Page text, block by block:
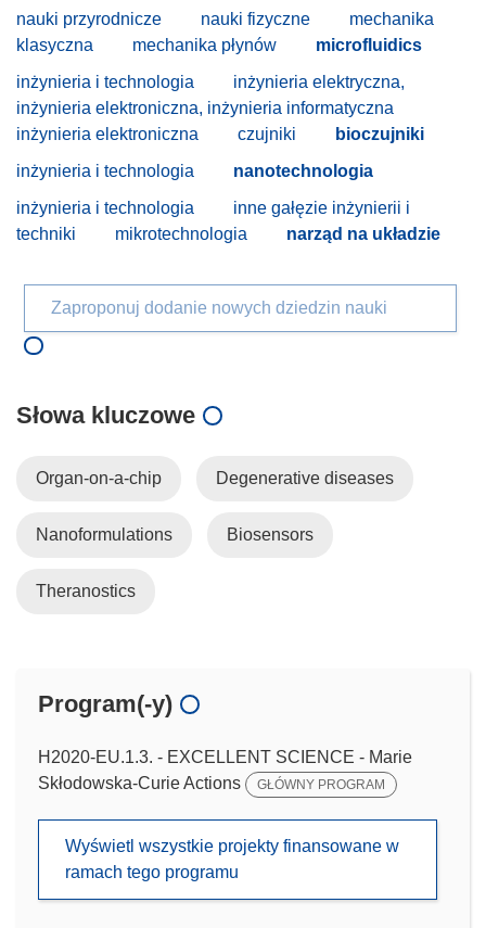
nauki przyrodnicze nauki fizyczne
mechanika
klasyczna
mechanika płynów
microfluidics
inżynieria i technologia
inżynieria elektryczna,
inżynieria elektroniczna, inżynieria informatyczna
inżynieria elektroniczna
czujniki
bioczujniki
inżynieria i technologia
nanotechnologia
inżynieria i technologia
inne gałęzie inżynierii i
techniki
mikrotechnologia narząd na układzie
Zaproponuj dodanie nowych dziedzin nauki
Słowa kluczowe
Organ-on-a-chip Degenerative diseases
Nanoformulations Biosensors
Theranostics
Program(-y)
H2020-EU.1.3. - EXCELLENT SCIENCE - Marie
Skłodowska-Curie Actions
GŁÓWNY PROGRAM
Wyświetl wszystkie projekty finansowane w
ramach tego programu